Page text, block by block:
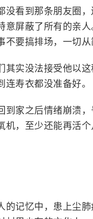
没看到那条朋友圈
意屏蔽了所有的亲
不要搞排场，一切从
其实没法接受他以
连寿衣都没准备好。
到家之后情绪崩溃
机，至少还能再活
的记忆中，患上尘